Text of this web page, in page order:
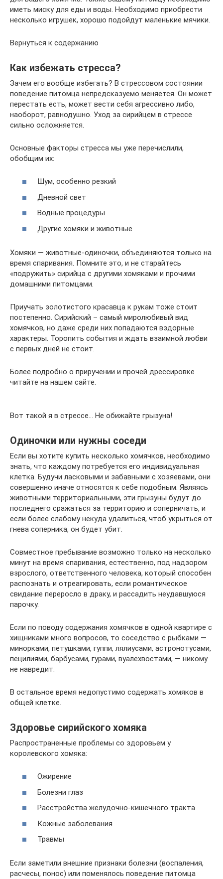
иметь миску для еды и воды. Необходимо приобрести
несколько игрушек, хорошо подойдут маленькие мячики.
Вернуться к содержанию
Как избежать стресса?
Зачем его вообще избегать? В стрессовом состоянии
поведение питомца непредсказуемо меняется. Он может
перестать есть, может вести себя агрессивно либо,
наоборот, равнодушно. Уход за сирийцем в стрессе
сильно осложняется.
Основные факторы стресса мы уже перечислили,
обобщим их:
Шум, особенно резкий
Дневной свет
Водные процедуры
Другие хомяки и животные
Хомяки — животные-одиночки, объединяются только на
время спаривания. Помните это, и не старайтесь
«подружить» сирийца с другими хомяками и прочими
домашними питомцами.
Приучать золотистого красавца к рукам тоже стоит
постепенно. Сирийский – самый миролюбивый вид
хомячков, но даже среди них попадаются вздорные
характеры. Торопить события и ждать взаимной любви
с первых дней не стоит.
Более подробно о приручении и прочей дрессировке
читайте на нашем сайте.
Вот такой я в стрессе… Не обижайте грызуна!
Одиночки или нужны соседи
Если вы хотите купить несколько хомячков, необходимо
знать, что каждому потребуется его индивидуальная
клетка. Будучи ласковыми и забавными с хозяевами, они
совершенно иначе относятся к себе подобным. Являясь
животными территориальными, эти грызуны будут до
последнего сражаться за территорию и соперничать, и
если более слабому некуда удалиться, чтоб укрыться от
гнева соперника, он будет убит.
Совместное пребывание возможно только на несколько
минут на время спаривания, естественно, под надзором
взрослого, ответственного человека, который способен
распознать и отреагировать, если романтическое
свидание переросло в драку, и рассадить неудавшуюся
парочку.
Если по поводу содержания хомячков в одной квартире с
хищниками много вопросов, то соседство с рыбками —
минорками, петушками, гуппи, лялиусами, астронотусами,
пецилиями, барбусами, гурами, вуалехвостами, — никому
не навредит.
В остальное время недопустимо содержать хомяков в
общей клетке.
Здоровье сирийского хомяка
Распространенные проблемы со здоровьем у
королевского хомяка:
Ожирение
Болезни глаз
Расстройства желудочно-кишечного тракта
Кожные заболевания
Травмы
Если заметили внешние признаки болезни (воспаления,
расчесы, понос) или поменялось поведение питомца